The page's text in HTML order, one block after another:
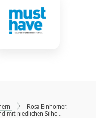
Rosa Einhörner.
mit niedlichen Silho...